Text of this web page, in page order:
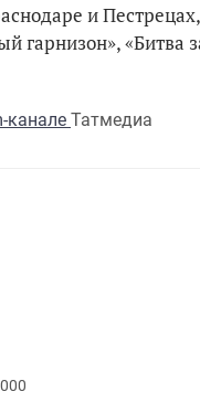
и
гарнизон», «Битва
канале Татмедиа